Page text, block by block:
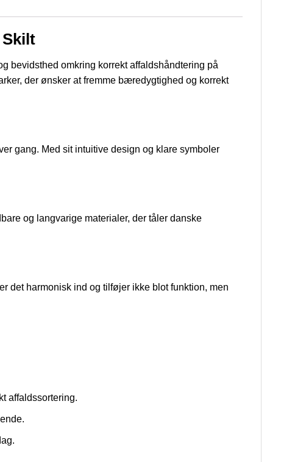
bevidsthed omkring korrekt affaldshåndtering på
der ønsker at fremme bæredygtighed og korrekt
gang. Med sit intuitive design og klare symboler
og langvarige materialer, der tåler danske
det harmonisk ind og tilføjer ikke blot funktion, men
affaldssortering.